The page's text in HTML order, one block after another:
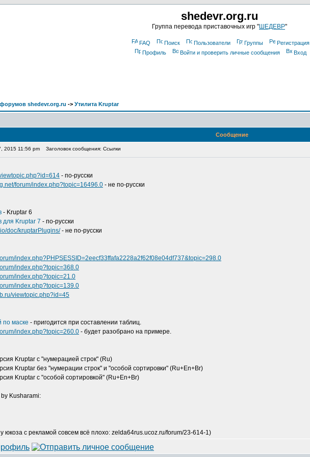
shedevr.org.ru
Группа перевода приставочных игр "ШЕДЕВР"
FAQ Поиск Пользователи Группы
Регистрация
Профиль
Войти и проверить личные сообщения Вход
shedevr.org.ru -> Утилита Kruptar
Сообщение
2015 11:56 pm Заголовок сообщения: Ссылки
- по-русски
forum/index.php?topic=16496.0 - не по-русски
- Kruptar 6
для Kruptar 7 - по-русски
doc/kruptarPlugins/- не по-русски
index.php?PHPSESSID=2eecf33ffafa2228a2f62f08e04df737&topic=298.0
index.php?topic=368.0
index.php?topic=21.0
index.php?topic=139.0
viewtopic.php?id=45
по маске - пригодится при составлении таблиц.
index.php?topic=260.0 - будет разобрано на примере.
Kruptar с "нумерацией строк" (Ru)
Kruptar без "нумерации строк" и "особой сортировки" (Ru+En+Br)
Kruptar с "особой сортировкой" (Ru+En+Br)
Kusharami:
юкоза с рекламой совсем всё плохо: zelda64rus.ucoz.ru/forum/23-614-1)